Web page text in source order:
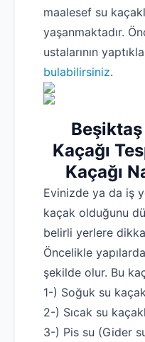
maalesef su
yaşanmaktadır.
ustalarının
bulabilirsiniz.
Beşiktaş
Kaçağı
Kaçağı
Evinizde ya da iş
kaçak olduğunu
belirli yerlere
Öncelikle
şekilde olur. Bu
1-) Soğuk su
2-) Sıcak su
3-) Pis su (Gider